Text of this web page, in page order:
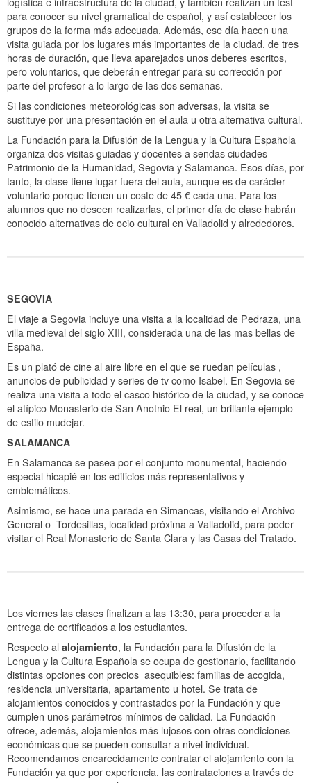
para conocer su nivel gramatical de español, y así establecer los
grupos de la forma más adecuada. Además, ese día hacen una
visita guiada por los lugares más importantes de la ciudad, de tres
horas de duración, que lleva aparejados unos deberes escritos,
pero voluntarios, que deberán entregar para su corrección por
parte del profesor a lo largo de las dos semanas.
Si las condiciones meteorológicas son adversas, la visita se
sustituye por una presentación en el aula u otra alternativa cultural.
La Fundación para la Difusión de la Lengua y la Cultura Española
organiza dos visitas guiadas y docentes a sendas ciudades
Patrimonio de la Humanidad, Segovia y Salamanca. Esos días, por
tanto, la clase tiene lugar fuera del aula, aunque es de carácter
voluntario porque tienen un coste de 45 € cada una. Para los
alumnos que no deseen realizarlas, el primer día de clase habrán
conocido alternativas de ocio cultural en Valladolid y alrededores.
SEGOVIA
El viaje a Segovia incluye una visita a la localidad de Pedraza, una
villa medieval del siglo XIII, considerada una de las mas bellas de
España.
Es un plató de cine al aire libre en el que se ruedan películas ,
anuncios de publicidad y series de tv como Isabel. En Segovia se
realiza una visita a todo el casco histórico de la ciudad, y se conoce
el atípico Monasterio de San Anotnio El real, un brillante ejemplo
de estilo mudejar.
SALAMANCA
En Salamanca se pasea por el conjunto monumental, haciendo
especial hicapié en los edificios más representativos y
emblemáticos.
Asimismo, se hace una parada en Simancas, visitando el Archivo
General o Tordesillas, localidad próxima a Valladolid, para poder
visitar el Real Monasterio de Santa Clara y las Casas del Tratado.
Los viernes las clases finalizan a las 13:30, para proceder a la
entrega de certificados a los estudiantes.
Respecto al alojamiento, la Fundación para la Difusión de la
Lengua y la Cultura Española se ocupa de gestionarlo, facilitando
distintas opciones con precios asequibles: familias de acogida,
residencia universitaria, apartamento u hotel. Se trata de
alojamientos conocidos y contrastados por la Fundación y que
cumplen unos parámetros mínimos de calidad. La Fundación
ofrece, además, alojamientos más lujosos con otras condiciones
económicas que se pueden consultar a nivel individual.
Recomendamos encarecidamente contratar el alojamiento con la
Fundación ya que por experiencia, las contrataciones a través de